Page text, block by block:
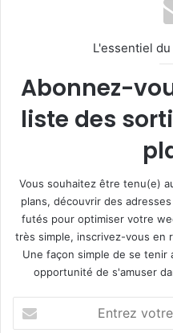
L'essentiel
Abonnez-
liste des
Vous souhaitez être tenu(e)
plans, découvrir des
futés pour optimiser votre
très simple, inscrivez-vous en
Une façon simple de se
opportunité de s'amuser